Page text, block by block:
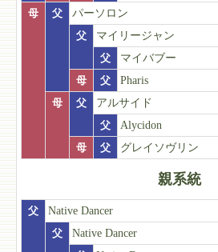
母
父
パーソロン
父
マイリージャン
父
マイバブー
母
父
Pharis
母
父
アルサイド
父
Alycidon
母
父 グレイソヴリン
親系統
父
Native Dancer
父
Native Dancer